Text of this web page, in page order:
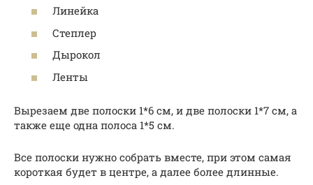
Линейка
Степлер
Дырокол
Ленты
Вырезаем две полоски 1*6 см, и две полоски 1*7 см, а
также еще одна полоса 1*5 см.
Все полоски нужно собрать вместе, при этом самая
короткая будет в центре, а далее более длинные.